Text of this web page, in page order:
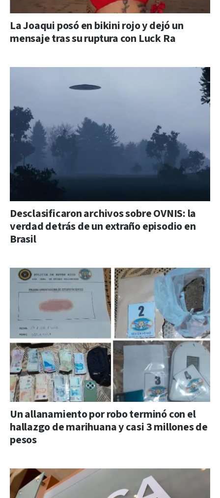
La Joaqui posó en bikini rojo y dejó un
mensaje tras su ruptura con Luck Ra
Desclasificaron archivos sobre OVNIS: la
verdad detrás de un extraño episodio en
Brasil
Un allanamiento por robo terminó con el
hallazgo de marihuana y casi 3 millones de
pesos